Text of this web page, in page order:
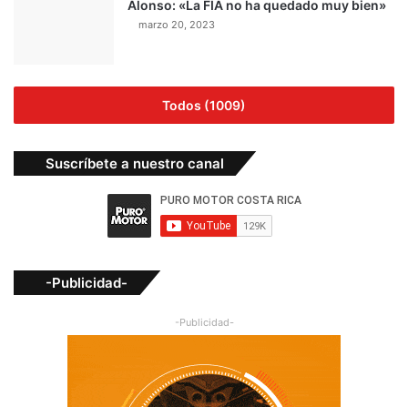
Alonso: «La FIA no ha quedado muy bien»
marzo 20, 2023
Todos (1009)
Suscríbete a nuestro canal
-Publicidad-
-Publicidad-